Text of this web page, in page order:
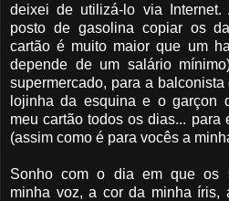
deixei de utilizá-lo via
posto de gasolina copiar os
cartão é muito maior que um
depende de um salário
supermercado, para a
lojinha da esquina e o garçon
meu cartão todos os dias... para
(assim como é para vocês a
Sonho com o dia em que os
minha voz, a cor da minha íris,